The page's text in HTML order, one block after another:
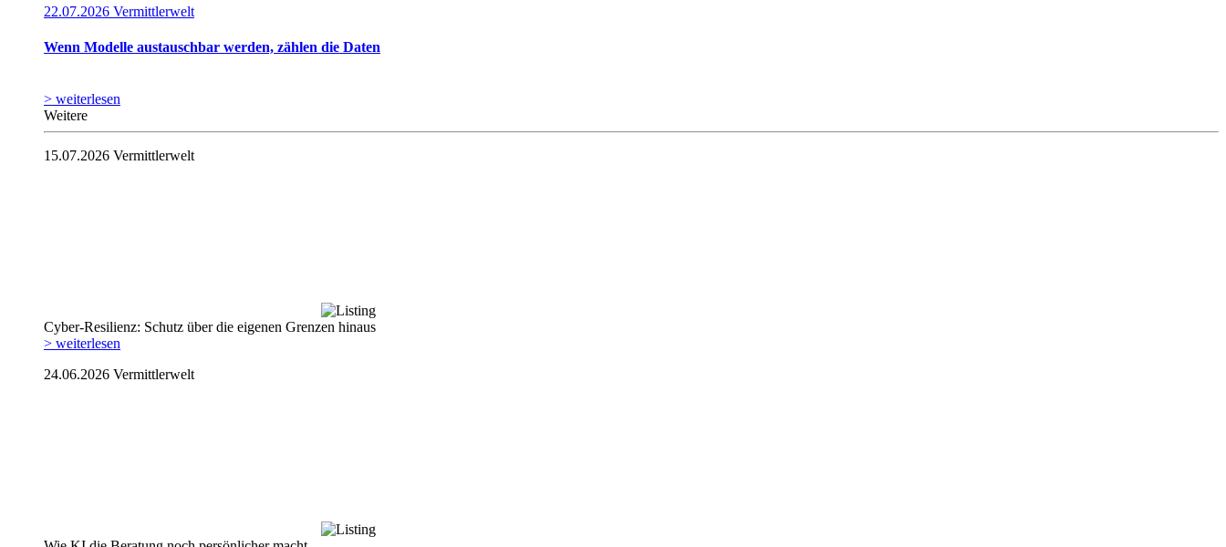
22.07.2026 Vermittlerwelt
Wenn Modelle austauschbar werden, zählen die Daten
> weiterlesen
Weitere
15.07.2026 Vermittlerwelt
Cyber-Resilienz: Schutz über die eigenen Grenzen hinaus
> weiterlesen
24.06.2026 Vermittlerwelt